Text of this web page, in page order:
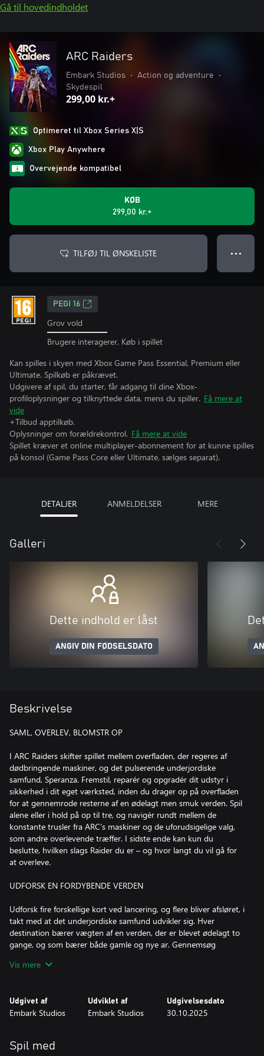
Gå til hovedindholdet
ARC Raiders
Embark Studios • Action og adventure
•
Skydespil
299,00 kr.+
Optimeret til Xbox Series X|S
Xbox Play Anywhere
Overvejende kompatibel
KØB
299,00 kr.+
TILFØJ TIL ØNSKELISTE ● ● ●
PEGI 16
Grov vold
Brugere interagerer, Køb i spillet
Kan spilles i skyen med Xbox Game Pass Essential, Premium eller
Ultimate. Spilkøb er påkrævet.
Udgivere af spil, du starter, får adgang til dine Xbox-
profiloplysninger og tilknyttede data, mens du spiller. Få mere at
vide
+Tilbud apptilkøb.
Oplysninger om forældrekontrol. Få mere at vide
Spillet kræver et online multiplayer-abonnement for at kunne spilles
på konsol (Game Pass Core eller Ultimate, sælges separat).
DETALJER ANMELDELSER MERE
Galleri
Dette indhold er låst
ANGIV DIN FØDSELSDATO
Beskrivelse
SAML, OVERLEV, BLOMSTR OP
I ARC Raiders skifter spillet mellem overfladen, der regeres af
dødbringende maskiner, og det pulserende underjordiske
samfund, Speranza. Fremstil, reparér og opgradér dit udstyr i
sikkerhed i dit eget værksted, inden du drager op på overfladen
for at gennemrode resterne af en ødelagt men smuk verden. Spil
alene eller i hold på op til tre, og navigér rundt mellem de
konstante trusler fra ARC's maskiner og de uforudsigelige valg,
som andre overlevende træffer. I sidste ende kan kun du
beslutte, hvilken slags Raider du er – og hvor langt du vil gå for
at overleve.
UDFORSK EN FORDYBENDE VERDEN
Udforsk fire forskellige kort ved lancering, og flere bliver afsløret, i
takt med at det underjordiske samfund udvikler sig. Hver
destination bærer vægten af en verden, der er blevet ødelagt to
gange, og som bærer både gamle og nye ar. Gennemsøg
langsomt bliver opslugt af naturen. Forholdene på kortene
GØR DIT KRAV
dit krav som Raider. Det bytte, du finder, kan sælges for penge
Vis mere
Udgivet af
Embark Studios
Udviklet af
Embark Studios
Udgivelsesdato
30.10.2025
Spil med